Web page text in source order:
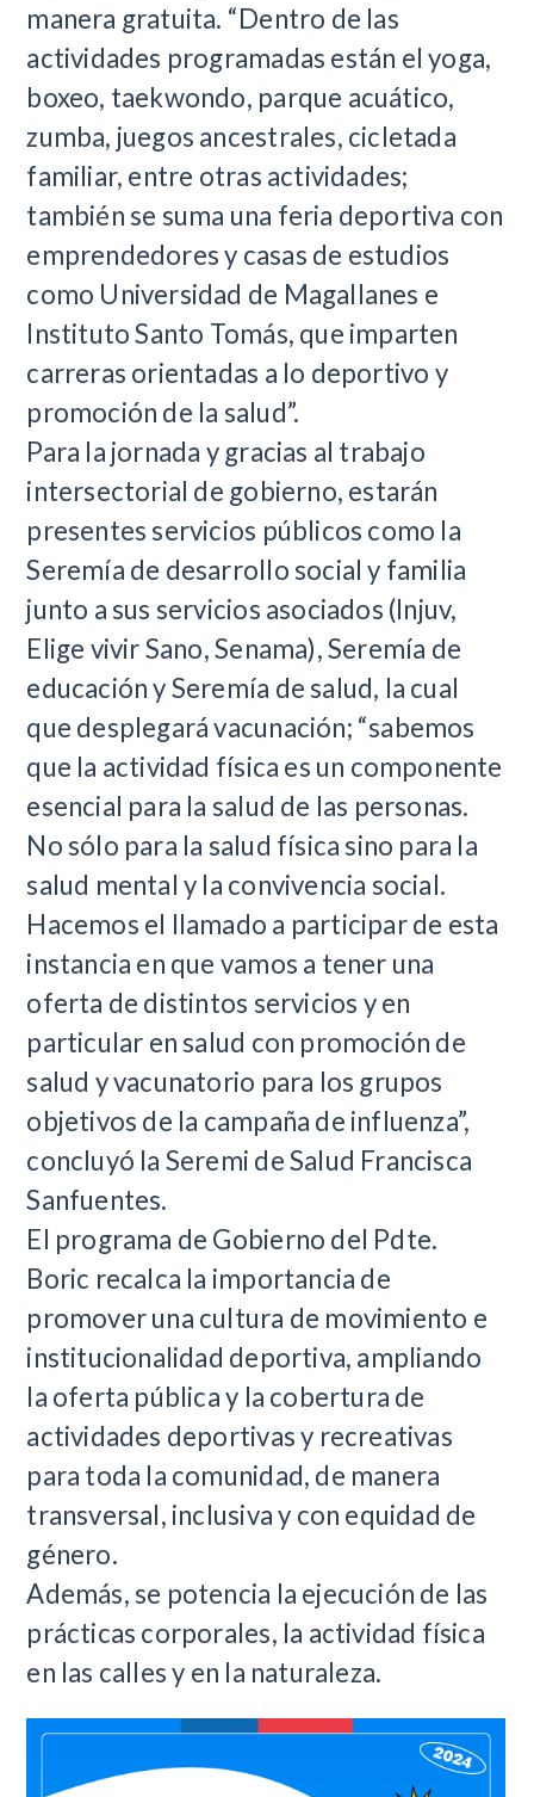
manera gratuita. “Dentro de las
actividades programadas están el yoga,
boxeo, taekwondo, parque acuático,
zumba, juegos ancestrales, cicletada
familiar, entre otras actividades;
también se suma una feria deportiva con
emprendedores y casas de estudios
como Universidad de Magallanes e
Instituto Santo Tomás, que imparten
carreras orientadas a lo deportivo y
promoción de la salud”.
Para la jornada y gracias al trabajo
intersectorial de gobierno, estarán
presentes servicios públicos como la
Seremía de desarrollo social y familia
junto a sus servicios asociados (Injuv,
Elige vivir Sano, Senama), Seremía de
educación y Seremía de salud, la cual
que desplegará vacunación; “sabemos
que la actividad física es un componente
esencial para la salud de las personas.
No sólo para la salud física sino para la
salud mental y la convivencia social.
Hacemos el llamado a participar de esta
instancia en que vamos a tener una
oferta de distintos servicios y en
particular en salud con promoción de
salud y vacunatorio para los grupos
objetivos de la campaña de influenza”,
concluyó la Seremi de Salud Francisca
Sanfuentes.
El programa de Gobierno del Pdte.
Boric recalca la importancia de
promover una cultura de movimiento e
institucionalidad deportiva, ampliando
la oferta pública y la cobertura de
actividades deportivas y recreativas
para toda la comunidad, de manera
transversal, inclusiva y con equidad de
género.
Además, se potencia la ejecución de las
prácticas corporales, la actividad física
en las calles y en la naturaleza.